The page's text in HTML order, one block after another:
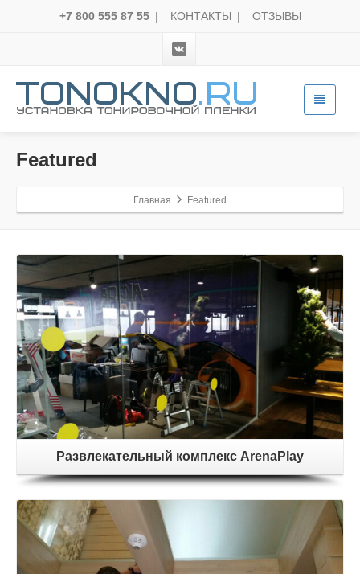
+7 800 555 87 55 | КОНТАКТЫ | ОТЗЫВЫ
Featured
Главная Featured
Развлекательный комплекс ArenaPlay